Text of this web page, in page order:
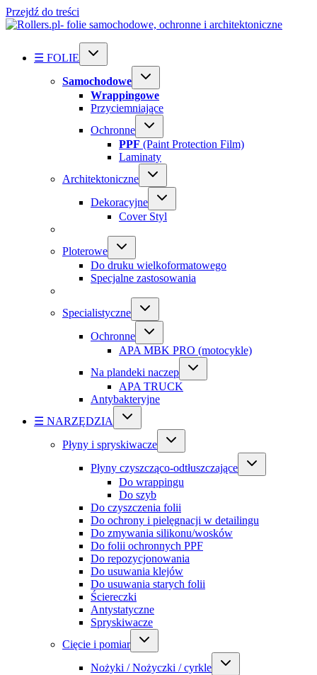
Przejdź do treści
☰ FOLIE
Samochodowe
Wrappingowe
Przyciemniające
Ochronne
PPF (Paint Protection Film)
Laminaty
Architektoniczne
Dekoracyjne
Cover Styl
Ploterowe
Do druku wielkoformatowego
Specjalne zastosowania
Specialistyczne
Ochronne
APA MBK PRO (motocykle)
Na plandeki naczep
APA TRUCK
Antybakteryjne
☰ NARZĘDZIA
Płyny i spryskiwacze
Płyny czyszcząco-odtłuszczające
Do wrappingu
Do szyb
Do czyszczenia folii
Do ochrony i pielęgnacji w detailingu
Do zmywania silikonu/wosków
Do folii ochronnych PPF
Do repozycjonowania
Do usuwania klejów
Do usuwania starych folii
Ściereczki
Antystatyczne
Spryskiwacze
Cięcie i pomiar
Nożyki / Nożyczki / cyrkle